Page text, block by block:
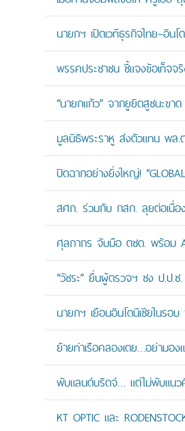
นายกฯ เปิดเวทีธุรกิจไทย–อิ
พรรคประชาชน ชี้แจงข้อเท็จ
“นายกแก้ว” จากยูยิตสูชนะข
มูลนิธิพระราหู ส่งตัวแทน พล.
ปิดฉากอย่างยิ่งใหญ่!
สศก. ร่วมกับ กสก. ลุยต่อเนื่
ศุลกากร จับมือ ตชด. พร้อม
“วัชระ” ยื่นผู้ตรวจฯ ชง ป.ป.
นายกฯ เยือนอินโดนีเซียในร
ย้ายท่าเรือคลองเตย…อย่ามอ
พับแลนด์บริดจ์… แต่ไม่พับแนว
KT OPTIC และ